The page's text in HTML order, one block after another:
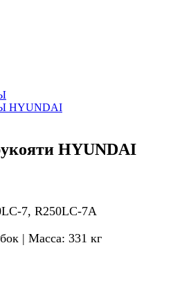
HYUNDAI
HYUNDAI
7, R250LC-7A
| Масса: 331 кг